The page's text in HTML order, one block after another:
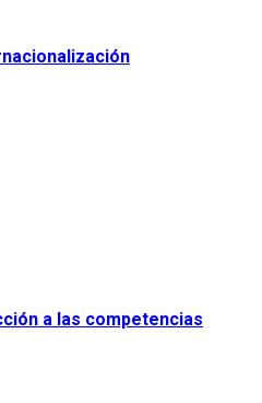
a las competencias